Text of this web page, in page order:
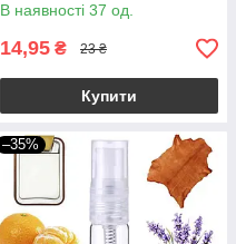
В наявності 37 од.
14,95 ₴ 23 ₴
Купити
–35%